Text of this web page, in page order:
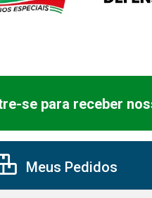
se para receber
Meus Pedidos